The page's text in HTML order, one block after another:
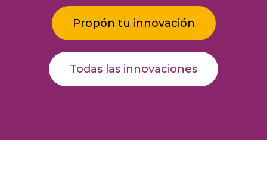
Propón tu innovación
Todas las innovaciones